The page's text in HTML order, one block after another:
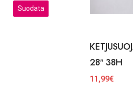
28″ 38H
11,99€
Minimihinta
Maksimihinta
Suodata